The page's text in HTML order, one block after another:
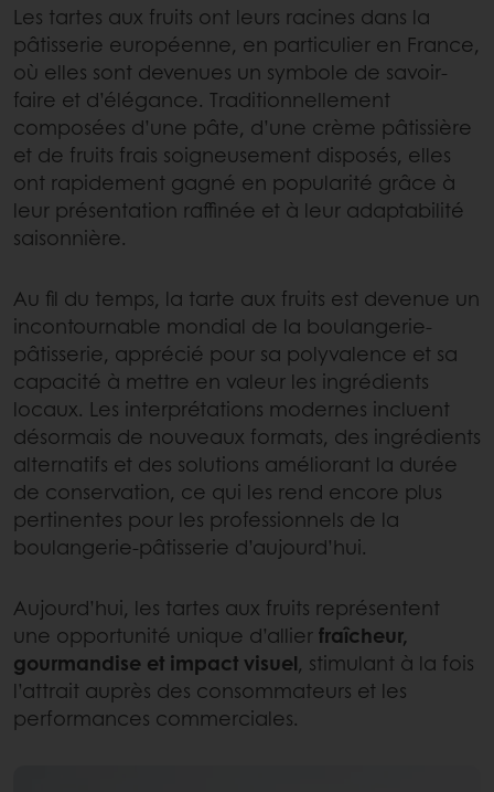
Les tartes aux fruits ont leurs racines dans la
pâtisserie européenne, en particulier en France,
où elles sont devenues un symbole de savoir-
faire et d’élégance. Traditionnellement
composées d’une pâte, d’une crème pâtissière
et de fruits frais soigneusement disposés, elles
ont rapidement gagné en popularité grâce à
leur présentation raffinée et à leur adaptabilité
saisonnière.
Au fil du temps, la tarte aux fruits est devenue un
incontournable mondial de la boulangerie-
pâtisserie, apprécié pour sa polyvalence et sa
capacité à mettre en valeur les ingrédients
locaux. Les interprétations modernes incluent
désormais de nouveaux formats, des ingrédients
alternatifs et des solutions améliorant la durée
de conservation, ce qui les rend encore plus
pertinentes pour les professionnels de la
boulangerie-pâtisserie d’aujourd’hui.
Aujourd’hui, les tartes aux fruits représentent
une opportunité unique d’allierfraîcheur,
gourmandise et impact visuel, stimulant à la fois
l’attrait auprès des consommateurs et les
performances commerciales.